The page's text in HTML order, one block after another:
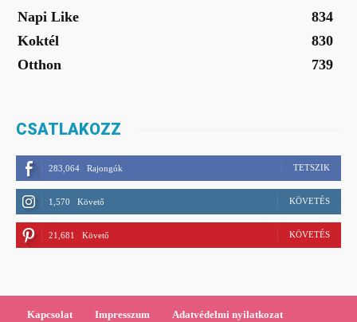
Napi Like
834
Koktél
830
Otthon
739
CSATLAKOZZ
283,064 Rajongók TETSZIK
1,570 Követő KÖVETÉS
21,681 Követő KÖVETÉS
Kapcsolat Impresszum Adatvédelmi nyilatkozat